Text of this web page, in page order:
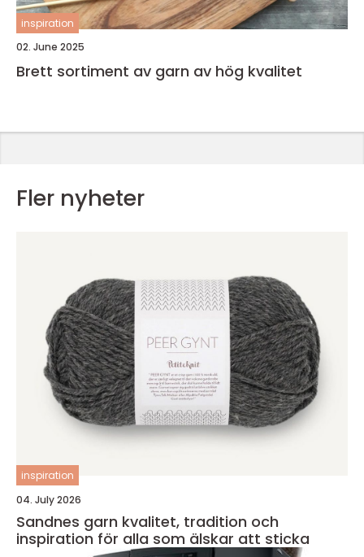
inspiration
02. June 2025
Brett sortiment av garn av hög kvalitet
Fler nyheter
inspiration
04. July 2026
Sandnes garn kvalitet, tradition och
inspiration för alla som älskar att sticka